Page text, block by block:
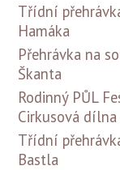
Třídní
Hamáka
Přehrávka na
Škanta
Rodinný PŮL
Cirkusová dílna
Třídní
Bastla